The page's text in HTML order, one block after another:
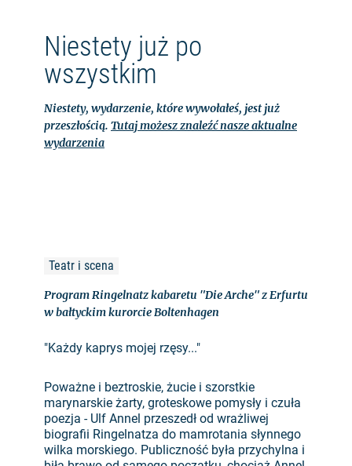
Niestety już po
wszystkim
Niestety, wydarzenie, które wywołałeś, jest już
przeszłością. Tutaj możesz znaleźć nasze aktualne
wydarzenia
Teatr i scena
Program Ringelnatz kabaretu "Die Arche" z Erfurtu
w bałtyckim kurorcie Boltenhagen
"Każdy kaprys mojej rzęsy..."
Poważne i beztroskie, żucie i szorstkie
marynarskie żarty, groteskowe pomysły i czuła
poezja - Ulf Annel przeszedł od wrażliwej
biografii Ringelnatza do mamrotania słynnego
wilka morskiego. Publiczność była przychylna i